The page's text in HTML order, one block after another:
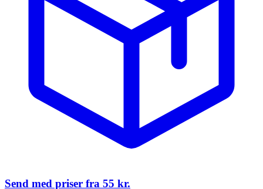
Send med priser fra 55 kr.